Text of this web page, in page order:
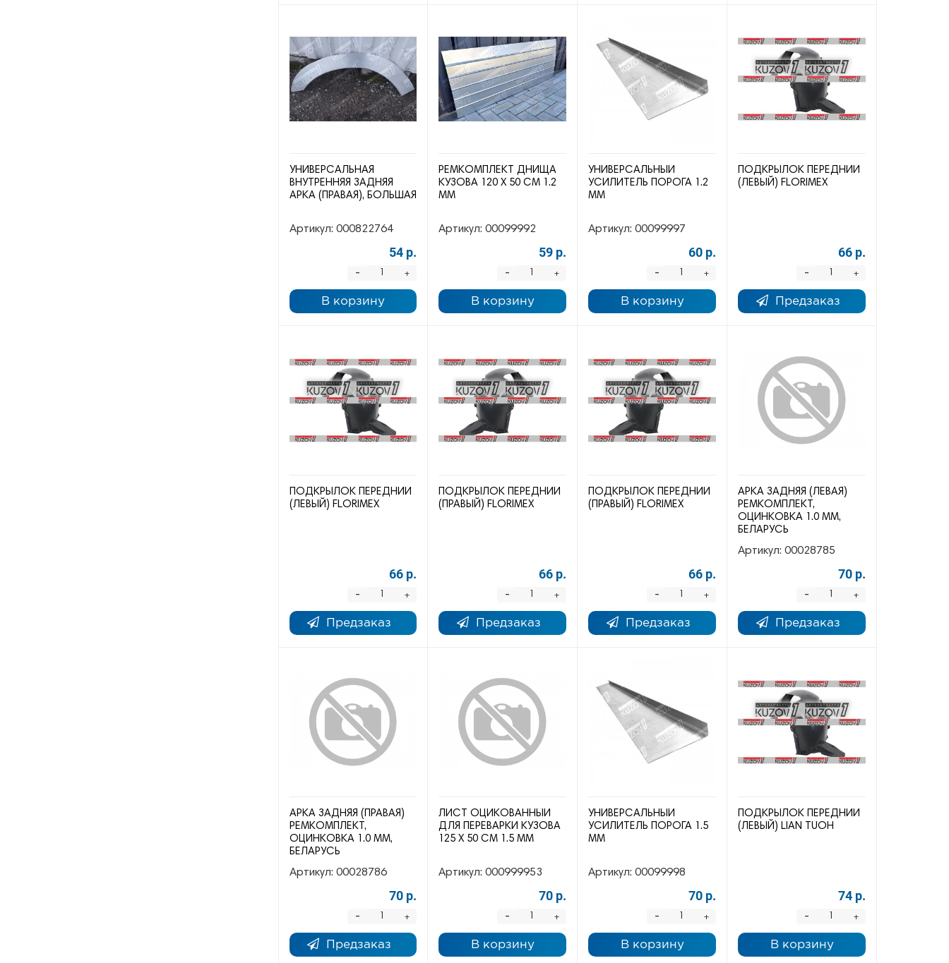
УНИВЕРСАЛЬНАЯ
ВНУТРЕННЯЯ ЗАДНЯЯ
АРКА (ПРАВАЯ), БОЛЬШАЯ
Артикул: 000822764
54 р.
+
-
В корзину
РЕМКОМПЛЕКТ ДНИЩА
КУЗОВА 120 Х 50 СМ 1.2
ММ
Артикул: 00099992
59 р.
+
-
В корзину
УНИВЕРСАЛЬНЫЙ
УСИЛИТЕЛЬ ПОРОГА 1.2
ММ
Артикул: 00099997
60 р.
+
-
В корзину
ПОДКРЫЛОК ПЕРЕДНИЙ
(ЛЕВЫЙ) FLORIMEX
66 р.
+
-
Предзаказ
ПОДКРЫЛОК ПЕРЕДНИЙ
(ЛЕВЫЙ) FLORIMEX
66 р.
+
-
Предзаказ
ПОДКРЫЛОК ПЕРЕДНИЙ
(ПРАВЫЙ) FLORIMEX
66 р.
+
-
Предзаказ
ПОДКРЫЛОК ПЕРЕДНИЙ
(ПРАВЫЙ) FLORIMEX
66 р.
+
-
Предзаказ
АРКА ЗАДНЯЯ (ЛЕВАЯ)
РЕМКОМПЛЕКТ,
ОЦИНКОВКА 1.0 ММ,
БЕЛАРУСЬ
Артикул: 00028785
70 р.
+
-
Предзаказ
АРКА ЗАДНЯЯ (ПРАВАЯ)
РЕМКОМПЛЕКТ,
ОЦИНКОВКА 1.0 ММ,
БЕЛАРУСЬ
Артикул: 00028786
70 р.
+
-
Предзаказ
ЛИСТ ОЦИКОВАННЫЙ
ДЛЯ ПЕРЕВАРКИ КУЗОВА
125 Х 50 СМ 1.5 ММ
Артикул: 000999953
70 р.
+
-
В корзину
УНИВЕРСАЛЬНЫЙ
УСИЛИТЕЛЬ ПОРОГА 1.5
ММ
Артикул: 00099998
70 р.
+
-
В корзину
ПОДКРЫЛОК ПЕРЕДНИЙ
(ЛЕВЫЙ) LIAN TUOH
74 р.
+
-
В корзину